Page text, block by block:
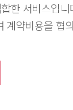
한 서비스입니
계약비용을 협